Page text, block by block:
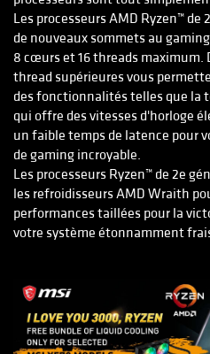
Les processeurs AMD Ryzen™
de nouveaux sommets au
8 cœurs et 16 threads maximum.
thread supérieures vous
des fonctionnalités telles que la
qui offre des vitesses d'horloge
un faible temps de latence pour
de gaming incroyable.
Les processeurs Ryzen™ de 2e
les refroidisseurs AMD Wraith
performances taillées pour la
votre système étonnamment